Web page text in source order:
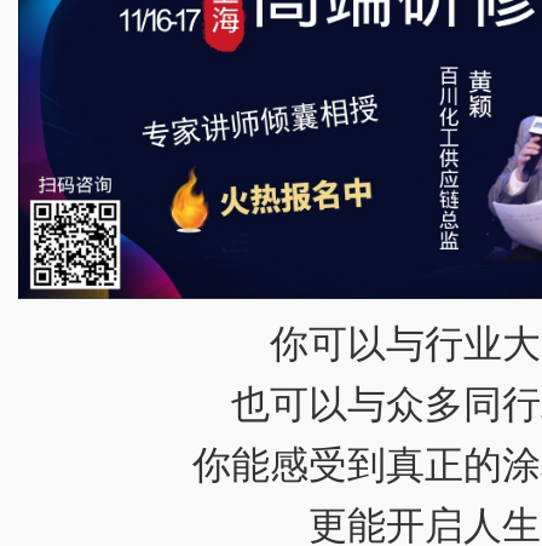
你可以与行业
也可以与众多同
你能感受到真正的
更能开启人